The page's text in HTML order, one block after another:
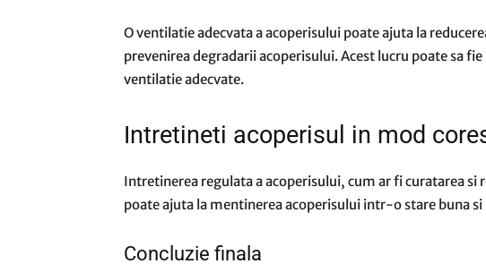
O ventilatie adecvata a acoperisului poate ajuta la
prevenirea degradarii acoperisului. Acest lucru poate sa
ventilatie adecvate.
Intretineti acoperisul in mod
Intretinerea regulata a acoperisului, cum ar fi curatarea si
poate ajuta la mentinerea acoperisului intr-o stare buna
Concluzie finala